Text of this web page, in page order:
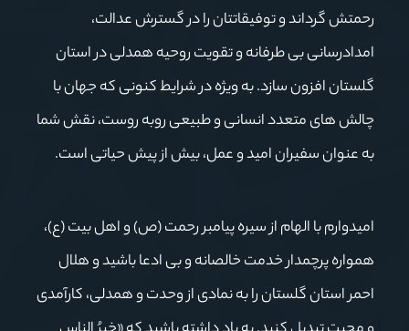
رحمتش گرداند و توفیقاتتان را در گسترش عدالت،
امدادرسانی بی طرفانه و تقویت روحیه همدلی در استان
گلستان افزون سازد. به ویژه در شرایط کنونی که جهان با
چالش های متعدد انسانی و طبیعی روبه روست، نقش شما
به عنوان سفیران امید و عمل، بیش از پیش حیاتی است.
امیدوارم با الهام از سیره پیامبر رحمت (ص) و اهل بیت (ع)،
همواره پرچمدار خدمت خالصانه و بی ادعا باشید و هلال
احمر استان گلستان را به نمادی از وحدت و همدلی، کارآمدی